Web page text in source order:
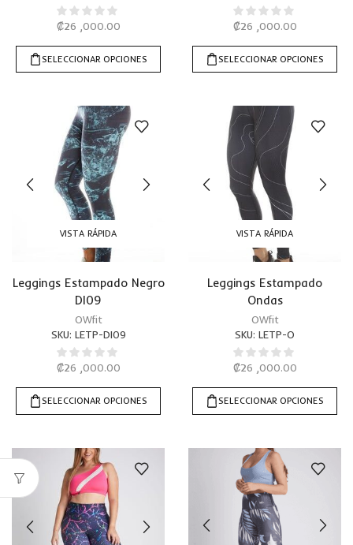
₡26 ,000.00
SELECCIONAR OPCIONES
₡26 ,000.00
SELECCIONAR OPCIONES
VISTA RÁPIDA
Leggings Estampado Negro
DI09
OWfit
SKU: LETP-DI09
₡26 ,000.00
SELECCIONAR OPCIONES
VISTA RÁPIDA
Leggings Estampado
Ondas
OWfit
SKU: LETP-O
₡26 ,000.00
SELECCIONAR OPCIONES